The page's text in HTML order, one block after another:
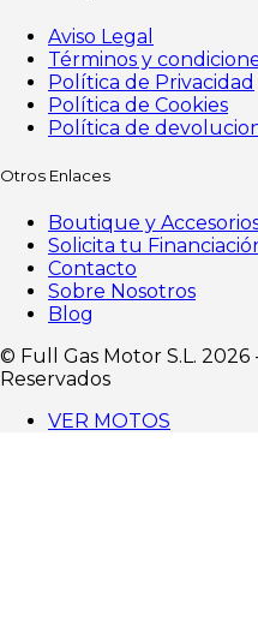
Aviso Legal
Términos y
Política de Privacidad
Política de Cookies
Política de
Otros Enlaces
Boutique y
Solicita tu
Contacto
Sobre Nosotros
Blog
©️ Full Gas Motor S.L. 2026
Reservados
VER MOTOS